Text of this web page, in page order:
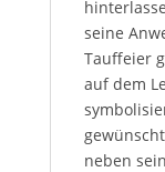
seine
Tauffeier
auf dem
neben